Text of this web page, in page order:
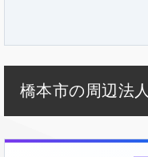
橋本市の周辺法人